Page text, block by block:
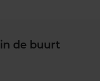
de buurt